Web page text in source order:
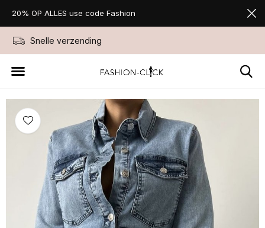
Snelle verzending
20% OP ALLES use code Fashion